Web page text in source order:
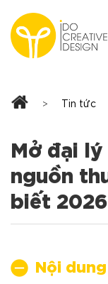
content
> Tin tức
Mở đại
nguồn
biết 2026
Nội dung